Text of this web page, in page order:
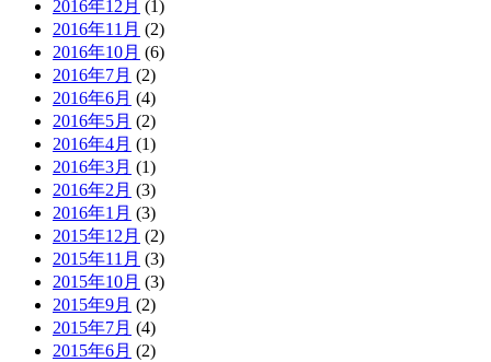
2016年12月 (1)
2016年11月 (2)
2016年10月 (6)
2016年7月 (2)
2016年6月 (4)
2016年5月 (2)
2016年4月 (1)
2016年3月 (1)
2016年2月 (3)
2016年1月 (3)
2015年12月 (2)
2015年11月 (3)
2015年10月 (3)
2015年9月 (2)
2015年7月 (4)
2015年6月 (2)